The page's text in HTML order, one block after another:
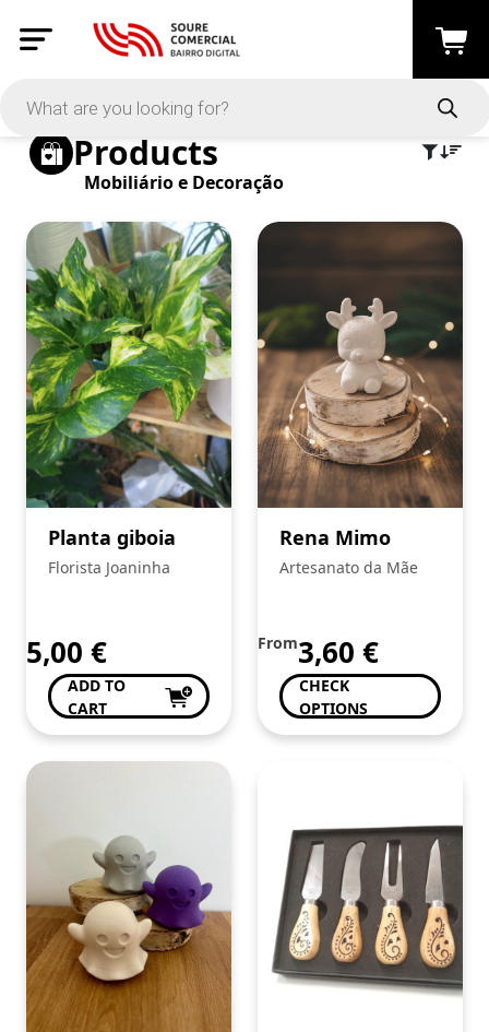
Active Filters
Clear All
Category: Mobiliário e Decoração
PRICE
-
Apply
On Sale
In Stock
STORES
Artes Mais
Artesanato da Mãe
Florista Joaninha
Fotonoivos(12)
Show more ...
Products
Mobiliário e Decoração
Planta giboia
Florista Joaninha
5,00 €
ADD TO
CART
Rena Mimo
Artesanato da Mãe
From3,60 €
CHECK
OPTIONS